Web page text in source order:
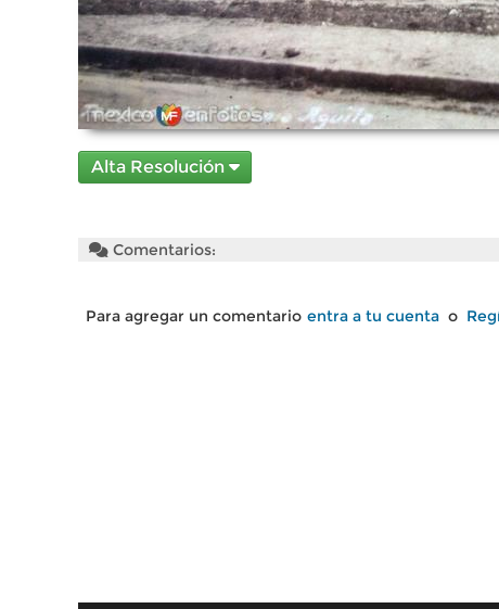
Alta Resolución
Comentarios:
Para agregar un comentario entra a tu cuenta o